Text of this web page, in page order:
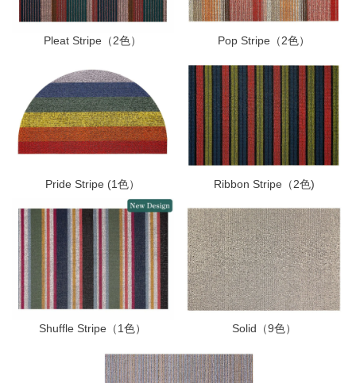
Pleat Stripe（2色） Pop Stripe（2色）
Pride Stripe (1色） Ribbon Stripe（2色)
Shuffle Stripe（1色） Solid（9色）